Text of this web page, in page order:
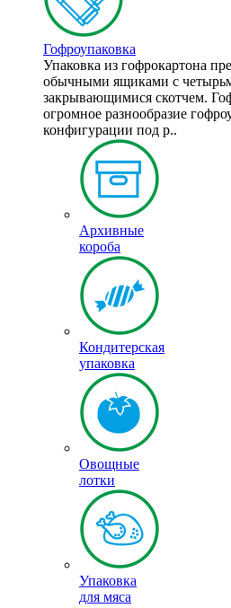
Гофроупаковка
Упаковка из гофрокартона
обычными ящиками с
закрывающимися скотчем.
огромное разнообразие
конфигурации под р..
Архивные
короба
Кондитерская
упаковка
Овощные
лотки
Упаковка
для мяса